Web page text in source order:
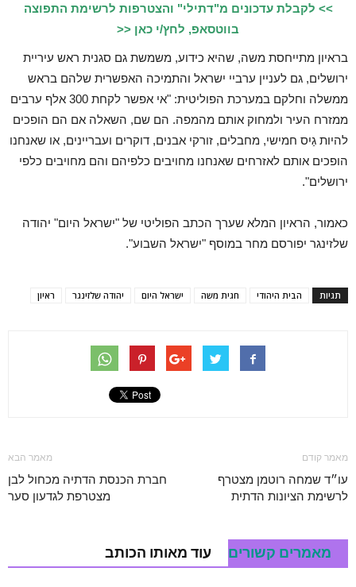
>> לקבלת עדכונים מ"דתילי" והצטרפות לרשימת התפוצה
בווטסאפ, לחץ/י כאן <<
בראיון מתייחסת משה, שהיא כידוע, משמשת גם סגנית ראש עיריית
ירושלים, גם לעניין ערביי ישראל והתמיכה האפשרית שלהם בראש
ממשלה וחלקם במערכת הפוליטית: "אי אפשר לקחת 300 אלף ערבים
ממזרח העיר ולמחוק אותם מהמפה. הם שם, השאלה אם הם הופכים
להיות גַיִס חמישי, מחבלים, זורקי אבנים, דוקרים ועבריינים, או שאנחנו
הופכים אותם לאזרחים שאנחנו מחויבים כלפיהם והם מחויבים כלפי
ירושלים".
כאמור, הראיון המלא שערך הכתב הפוליטי של "ישראל היום" יהודה
שלזינגר יפורסם מחר במוסף "ישראל השבוע".
תגיות הבית היהודי חגית משה ישראל היום יהודה שלזינגר ראיון
מאמר קודם
עו״ד שמחה רוטמן מצטרף
לרשימת הציונות הדתית
מאמר הבא
חברת הכנסת הדתיה מכחול לבן
מצטרפת לגדעון סער
מאמרים קשורים עוד מאותו הכותב